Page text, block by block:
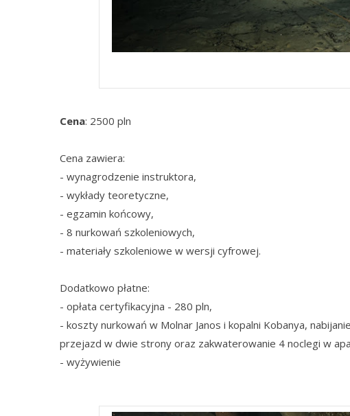
Cena: 2500 pln
Cena zawiera:
- wynagrodzenie instruktora,
- wykłady teoretyczne,
- egzamin końcowy,
- 8 nurkowań szkoleniowych,
- materiały szkoleniowe w wersji cyfrowej.
Dodatkowo płatne:
- opłata certyfikacyjna - 280 pln,
- koszty nurkowań w Molnar Janos i kopalni Kobanya,
przejazd w dwie strony oraz zakwaterowanie 4 noclegi w
- wyżywienie